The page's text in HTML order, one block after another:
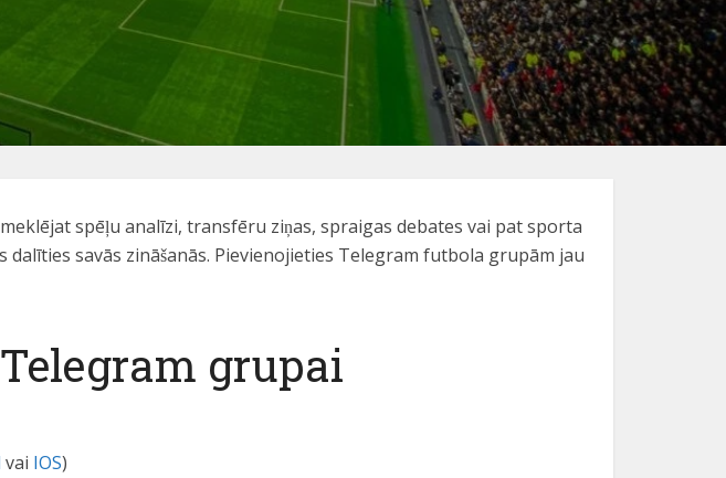
spēļu analīzi, transfēru ziņas, spraigas debates vai pat sporta
savās zināšanās. Pievienojieties Telegram futbola grupām jau
grupai
vai IOS)